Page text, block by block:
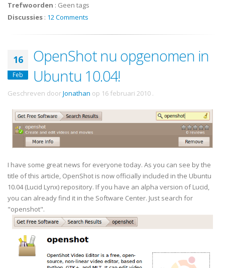
Trefwoorden : Geen tags
Discussies : 12 Comments
16
Feb
OpenShot nu opgenomen in
Ubuntu 10.04!
Geschreven doorJonathan op 16 februari 2010 .
I have some great news for everyone today. As you can see by the
title of this article, OpenShot is now officially included in the Ubuntu
10.04 (Lucid Lynx) repository. If you have an alpha version of Lucid,
you can already find it in the Software Center. Just search for
"openshot".